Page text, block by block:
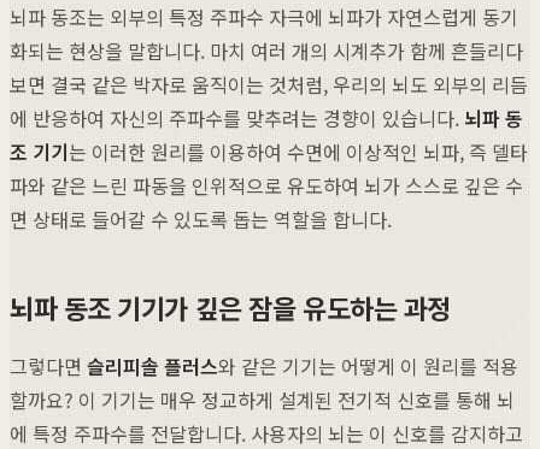
뇌파 동조는 외부의 특정 주파수 자극에 뇌파가 자연스럽게 동기
화되는 현상을 말합니다. 마치 여러 개의 시계추가 함께 흔들리다
보면 결국 같은 박자로 움직이는 것처럼, 우리의 뇌도 외부의 리듬
에 반응하여 자신의 주파수를 맞추려는 경향이 있습니다. 뇌파 동
조 기기는 이러한 원리를 이용하여 수면에 이상적인 뇌파, 즉 델타
파와 같은 느린 파동을 인위적으로 유도하여 뇌가 스스로 깊은 수
면 상태로 들어갈 수 있도록 돕는 역할을 합니다.
뇌파 동조 기기가 깊은 잠을 유도하는 과정
그렇다면 슬리피솔 플러스와 같은 기기는 어떻게 이 원리를 적용
할까요? 이 기기는 매우 정교하게 설계된 전기적 신호를 통해 뇌
에 특정 주파수를 전달합니다. 사용자의 뇌는 이 신호를 감지하고